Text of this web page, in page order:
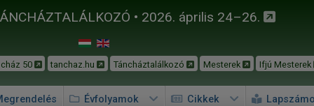
• 2026. április 24–26.
50 tanchaz.hu Táncháztalálkozó Mesterek Ifjú Mesterek
Évfolyamok Cikkek